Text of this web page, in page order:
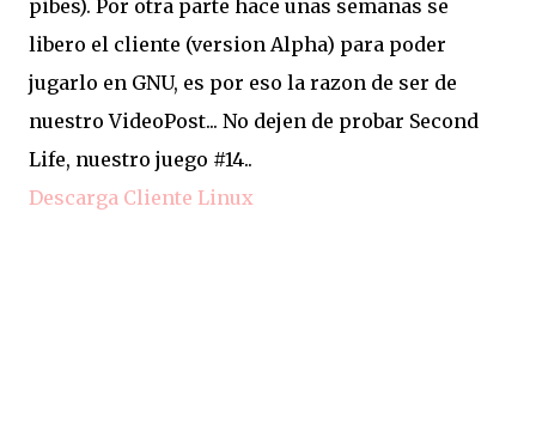
pibes). Por otra parte hace unas semanas se
libero el cliente (version Alpha) para poder
jugarlo en GNU, es por eso la razon de ser de
nuestro VideoPost... No dejen de probar Second
Life, nuestro juego #14..
Descarga Cliente Linux